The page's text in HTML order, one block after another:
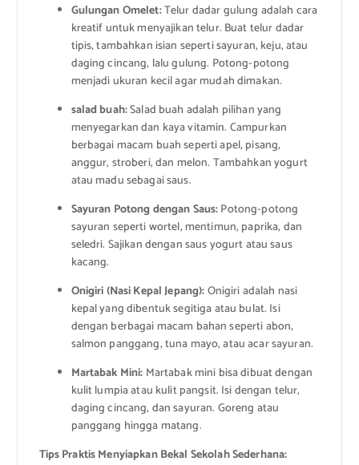
Gulungan Omelet:Telur dadar gulung adalah cara
kreatif untuk menyajikan telur. Buat telur dadar
tipis, tambahkan isian seperti sayuran, keju, atau
daging cincang, lalu gulung. Potong-potong
menjadi ukuran kecil agar mudah dimakan.
salad buah:Salad buah adalah pilihan yang
menyegarkan dan kaya vitamin. Campurkan
berbagai macam buah seperti apel, pisang,
anggur, stroberi, dan melon. Tambahkan yogurt
atau madu sebagai saus.
Sayuran Potong dengan Saus:Potong-potong
sayuran seperti wortel, mentimun, paprika, dan
seledri. Sajikan dengan saus yogurt atau saus
kacang.
Onigiri (Nasi Kepal Jepang):Onigiri adalah nasi
kepal yang dibentuk segitiga atau bulat. Isi
dengan berbagai macam bahan seperti abon,
salmon panggang, tuna mayo, atau acar sayuran.
Martabak Mini: Martabak mini bisa dibuat dengan
kulit lumpia atau kulit pangsit. Isi dengan telur,
daging cincang, dan sayuran. Goreng atau
panggang hingga matang.
Tips Praktis Menyiapkan Bekal Sekolah Sederhana: